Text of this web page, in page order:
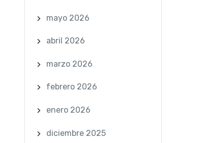
mayo 2026
abril 2026
marzo 2026
febrero 2026
enero 2026
diciembre 2025